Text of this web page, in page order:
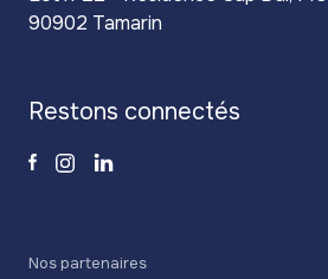
90902 Tamarin
restons connectés
Nos partenaires